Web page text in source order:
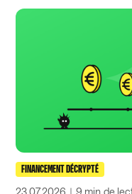
FINANCEMENT DÉCRYPTÉ
23.07.2026 ｜9 min de